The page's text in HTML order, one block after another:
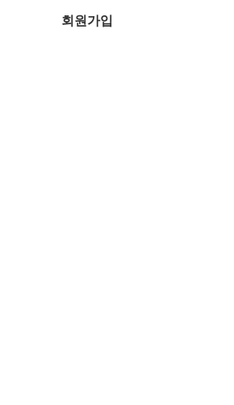
회원가입